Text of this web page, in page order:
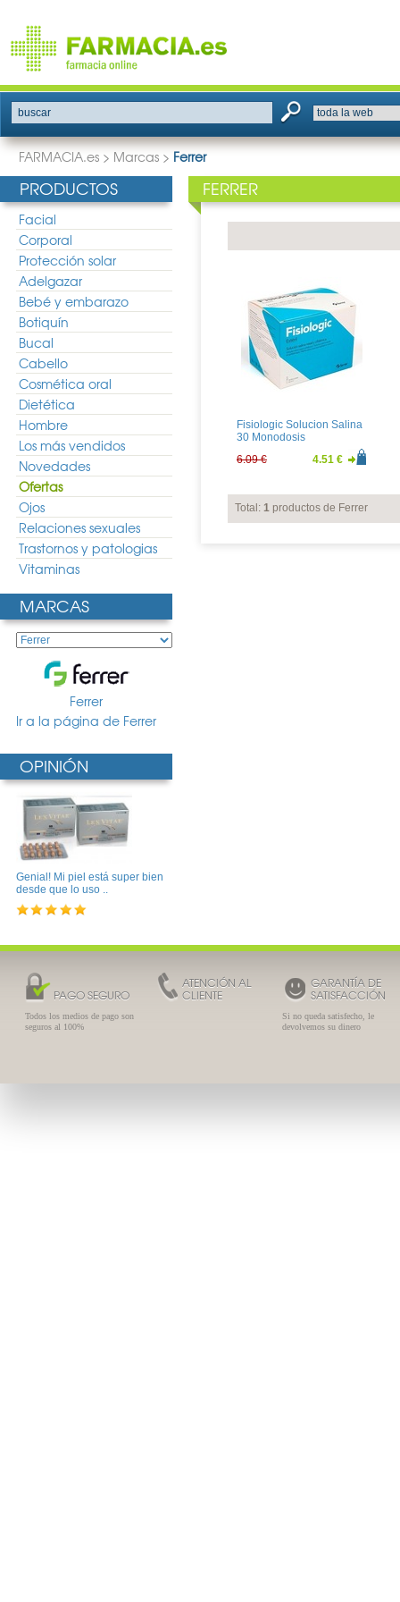
buscar
FARMACIA.es > Marcas > Ferrer
PRODUCTOS
Facial
Corporal
Protección solar
Adelgazar
Bebé y embarazo
Botiquín
Bucal
Cabello
Cosmética oral
Dietética
Hombre
Los más vendidos
Novedades
Ofertas
Ojos
Relaciones sexuales
Trastornos y patologias
Vitaminas
MARCAS
Ferrer
Ir a la página de Ferrer
OPINIÓN
Genial! Mi piel está super bien
desde que lo uso ..
FERRER
Fisiologic Solucion Salina
30 Monodosis
6.09 €
4.51 €
Total: 1 productos de Ferrer
PAGO SEGURO
Todos los medios de pago son
seguros al 100%
ATENCIÓN AL
CLIENTE
GARANTÍA DE
SATISFACCIÓN
Si no queda satisfecho, le
devolvemos su dinero